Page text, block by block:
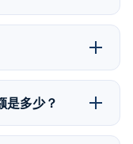
在融资轮次之间
其财务顾问并审
级市场平台从现有
人）处购买股
易，代表双方处
二级市场将股份出
或被收购。两
测的，投资者应
是多少？
投资金额为